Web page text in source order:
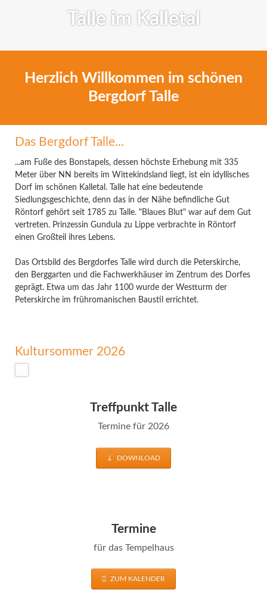
Feed
Talle im Kalletal
Herzlich Willkommen im schönen
Bergdorf Talle
Das Bergdorf Talle...
...am Fuße des Bonstapels, dessen höchste Erhebung mit 335
Meter über NN bereits im Wittekindsland liegt, ist ein idyllisches
Dorf im schönen Kalletal. Talle hat eine bedeutende
Siedlungsgeschichte, denn das in der Nähe befindliche Gut
Röntorf gehört seit 1785 zu Talle. "Blaues Blut" war auf dem Gut
vertreten. Prinzessin Gundula zu Lippe verbrachte in Röntorf
einen Großteil ihres Lebens.
Das Ortsbild des Bergdorfes Talle wird durch die Peterskirche,
den Berggarten und die Fachwerkhäuser im Zentrum des Dorfes
geprägt. Etwa um das Jahr 1100 wurde der Westturm der
Peterskirche im frühromanischen Baustil errichtet.
Kultursommer 2026
Treffpunkt Talle
Termine für 2026
DOWNLOAD
Termine
für das Tempelhaus
ZUM KALENDER